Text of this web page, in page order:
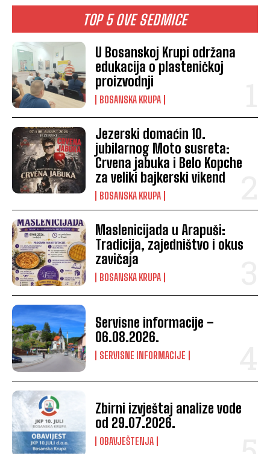
TOP 5 OVE SEDMICE
U Bosanskoj Krupi održana
edukacija o plasteničkoj
proizvodnji
BOSANSKA KRUPA
Jezerski domaćin 10.
jubilarnog Moto susreta:
Crvena jabuka i Belo Kopche
za veliki bajkerski vikend
BOSANSKA KRUPA
Maslenicijada u Arapuši:
Tradicija, zajedništvo i okus
zavičaja
BOSANSKA KRUPA
Servisne informacije –
06.08.2026.
SERVISNE INFORMACIJE
Zbirni izvještaj analize vode
od 29.07.2026.
OBAVJEŠTENJA